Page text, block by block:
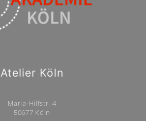
Atelier Köln
Maria-Hilfstr. 4
50677 Köln